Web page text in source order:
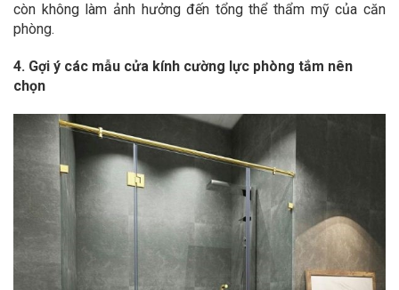
còn không làm ảnh hưởng đến tổng thể thẩm mỹ của căn
phòng.
4. Gợi ý các mẫu cửa kính cường lực phòng tắm nên
chọn